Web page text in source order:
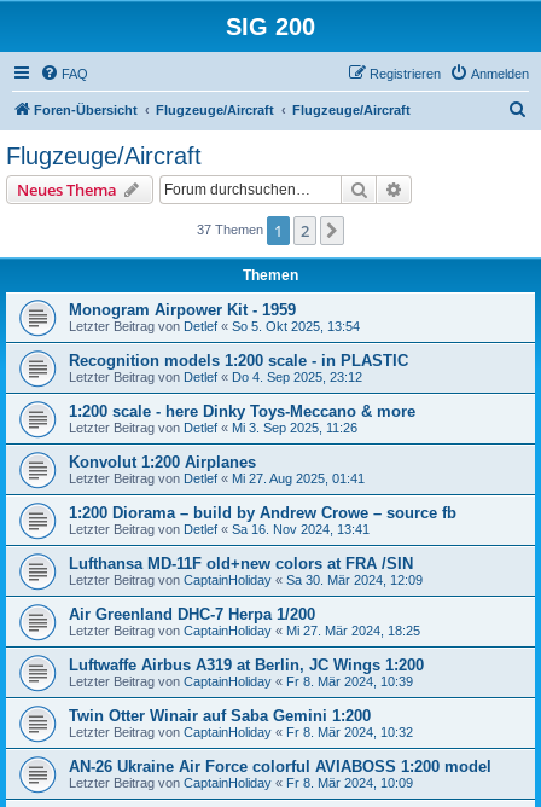
SIG 200
FAQ Anmelden
Registrieren
Foren-Übersicht Flugzeuge/Aircraft Flugzeuge/Aircraft
Flugzeuge/Aircraft
Neues Thema Suche
37 Themen 1 2
Themen
Monogram Airpower Kit - 1959
Letzter Beitrag von Detlef « So 5. Okt 2025, 13:54
Recognition models 1:200 scale - in PLASTIC
Letzter Beitrag von Detlef « Do 4. Sep 2025, 23:12
1:200 scale - here Dinky Toys-Meccano & more
Letzter Beitrag von Detlef « Mi 3. Sep 2025, 11:26
Konvolut 1:200 Airplanes
Letzter Beitrag von Detlef « Mi 27. Aug 2025, 01:41
1:200 Diorama – build by Andrew Crowe – source fb
Letzter Beitrag von Detlef « Sa 16. Nov 2024, 13:41
Lufthansa MD-11F old+new colors at FRA /SIN
Letzter Beitrag von CaptainHoliday « Sa 30. Mär 2024, 12:09
Air Greenland DHC-7 Herpa 1/200
Letzter Beitrag von CaptainHoliday « Mi 27. Mär 2024, 18:25
Luftwaffe Airbus A319 at Berlin, JC Wings 1:200
Letzter Beitrag von CaptainHoliday « Fr 8. Mär 2024, 10:39
Twin Otter Winair auf Saba Gemini 1:200
Letzter Beitrag von CaptainHoliday « Fr 8. Mär 2024, 10:32
AN-26 Ukraine Air Force colorful AVIABOSS 1:200 model
Letzter Beitrag von CaptainHoliday « Fr 8. Mär 2024, 10:09